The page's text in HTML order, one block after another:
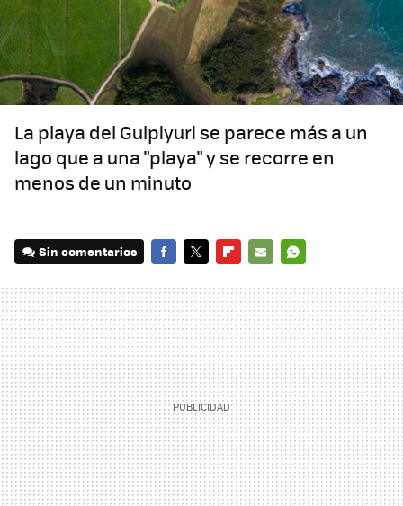
La playa del Gulpiyuri se parece más a un
lago que a una "playa" y se recorre en
menos de un minuto
Sin comentarios
MAIL